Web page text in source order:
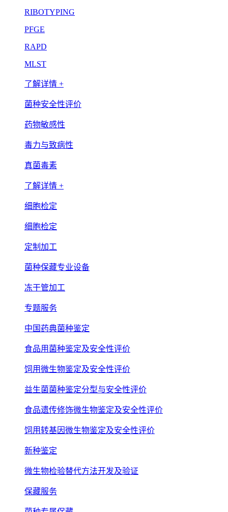
RIBOTYPING
PFGE
RAPD
MLST
了解详情 +
菌种安全性评价
药物敏感性
毒力与致病性
真菌毒素
了解详情 +
细胞检定
细胞检定
定制加工
菌种保藏专业设备
冻干管加工
专题服务
中国药典菌种鉴定
食品用菌种鉴定及安全性评价
饲用微生物鉴定及安全性评价
益生菌菌种鉴定分型与安全性评价
食品遗传修饰微生物鉴定及安全性评价
饲用转基因微生物鉴定及安全性评价
新种鉴定
微生物检验替代方法开发及验证
保藏服务